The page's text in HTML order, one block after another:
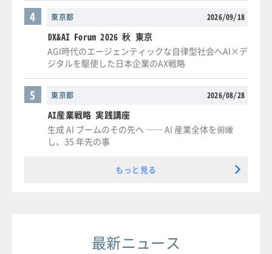
東京都 2026/09/18
4
DX&AI Forum 2026 秋 東京
AGI時代のエージェンティックな自律型社会へAI×デ
ジタルを駆使した日本企業のAX戦略
東京都 2026/08/28
5
AI産業戦略 実践講座
生成 AI ブームのその先へ ── AI 産業全体を俯瞰
し、35 年先の事
もっと見る
最新ニュース